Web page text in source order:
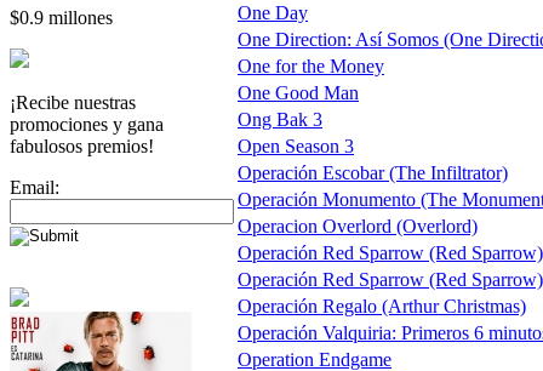
$0.9 millones
¡Recibe nuestras
promociones y gana
fabulosos premios!
Email:
One Day
One Direction: Así Somos (One
One for the Money
One Good Man
Ong Bak 3
Open Season 3
Operación Escobar (The Infiltrator)
Operación Monumento (The
Operacion Overlord (Overlord)
Operación Red Sparrow (Red
Operación Red Sparrow (Red
Operación Regalo (Arthur Christmas)
Operación Valquiria: Primeros 6
Operation Endgame